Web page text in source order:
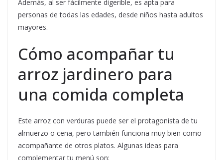
Además, al ser fácilmente digerible, es apta para
personas de todas las edades, desde niños hasta adultos
mayores.
Cómo acompañar tu
arroz jardinero para
una comida completa
Este arroz con verduras puede ser el protagonista de tu
almuerzo o cena, pero también funciona muy bien como
acompañante de otros platos. Algunas ideas para
complementar tu menú son: